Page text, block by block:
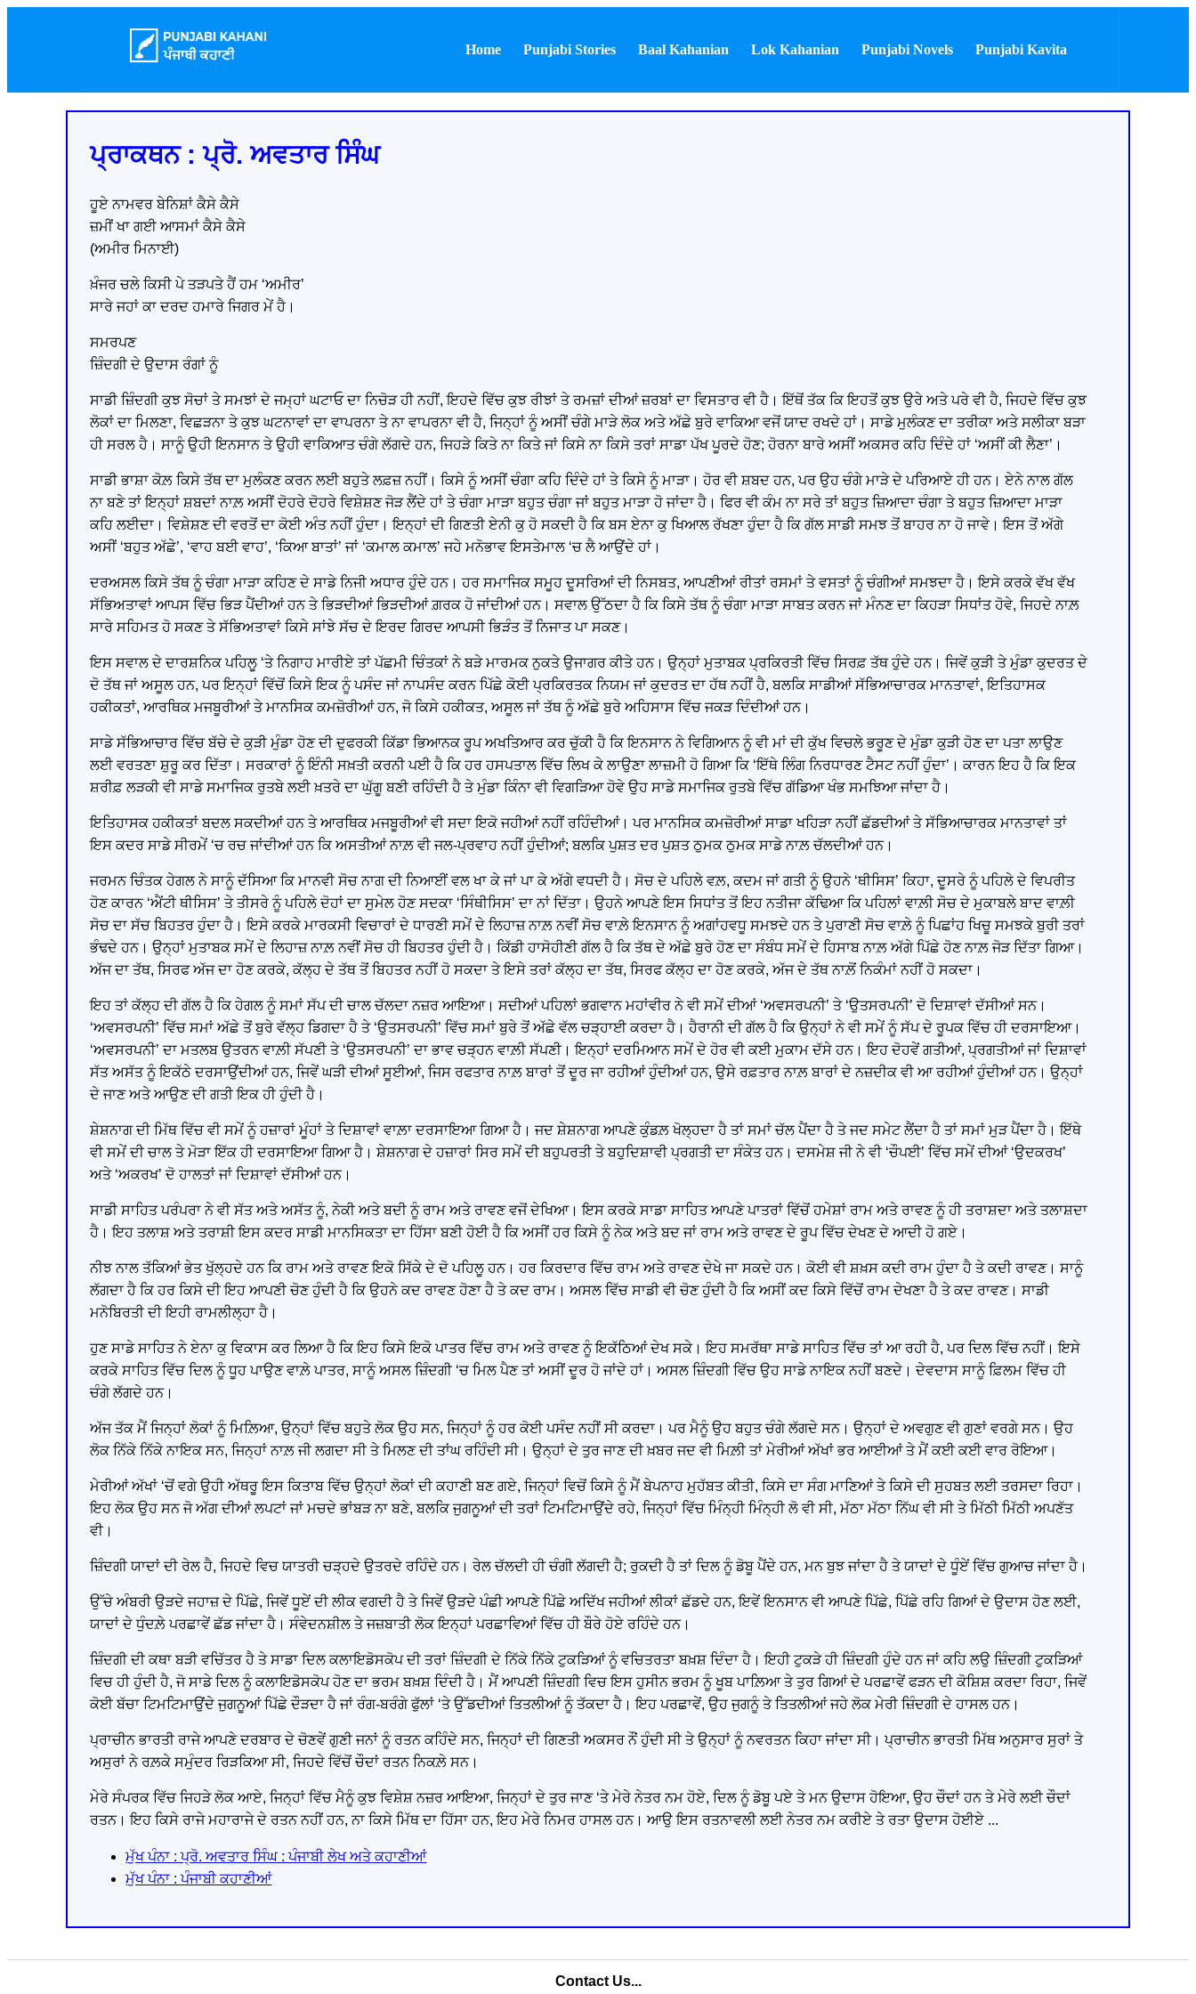
Home Punjabi Stories Baal Kahanian Lok Kahanian Punjabi Novels Punjabi Kavita
ਪ੍ਰਾਕਥਨ : ਪ੍ਰੋ. ਅਵਤਾਰ ਸਿੰਘ
ਹੂਏ ਨਾਮਵਰ ਬੇਨਿਸ਼ਾਂ ਕੈਸੇ ਕੈਸੇ
ਜ਼ਮੀਂ ਖਾ ਗਈ ਆਸਮਾਂ ਕੈਸੇ ਕੈਸੇ
(ਅਮੀਰ ਮਿਨਾਈ)
ਖ਼ੰਜਰ ਚਲੇ ਕਿਸੀ ਪੇ ਤੜਪਤੇ ਹੈਂ ਹਮ ‘ਅਮੀਰ’
ਸਾਰੇ ਜਹਾਂ ਕਾ ਦਰਦ ਹਮਾਰੇ ਜਿਗਰ ਮੇਂ ਹੈ।
ਸਮਰਪਣ
ਜ਼ਿੰਦਗੀ ਦੇ ਉਦਾਸ ਰੰਗਾਂ ਨੂੰ
ਸਾਡੀ ਜ਼ਿੰਦਗੀ ਕੁਝ ਸੋਚਾਂ ਤੇ ਸਮਝਾਂ ਦੇ ਜਮ੍ਹਾਂ ਘਟਾਓ ਦਾ ਨਿਚੋੜ ਹੀ ਨਹੀਂ, ਇਹਦੇ ਵਿੱਚ ਕੁਝ ਰੀਝਾਂ ਤੇ ਰਮਜ਼ਾਂ ਦੀਆਂ ਜ਼ਰਬਾਂ ਦਾ ਵਿਸਤਾਰ ਵੀ ਹੈ। ਇੱਥੋਂ ਤੱਕ ਕਿ ਇਹਤੋਂ ਕੁਝ ਉਰੇ ਅਤੇ ਪਰੇ ਵੀ ਹੈ, ਜਿਹਦੇ ਵਿੱਚ ਕੁਝ
ਲੋਕਾਂ ਦਾ ਮਿਲਣਾ, ਵਿਛੜਨਾ ਤੇ ਕੁਝ ਘਟਨਾਵਾਂ ਦਾ ਵਾਪਰਨਾ ਤੇ ਨਾ ਵਾਪਰਨਾ ਵੀ ਹੈ, ਜਿਨ੍ਹਾਂ ਨੂੰ ਅਸੀਂ ਚੰਗੇ ਮਾੜੇ ਲੋਕ ਅਤੇ ਅੱਛੇ ਬੁਰੇ ਵਾਕਿਆ ਵਜੋਂ ਯਾਦ ਰਖਦੇ ਹਾਂ। ਸਾਡੇ ਮੁਲੰਕਣ ਦਾ ਤਰੀਕਾ ਅਤੇ ਸਲੀਕਾ ਬੜਾ
ਹੀ ਸਰਲ ਹੈ। ਸਾਨੂੰ ਉਹੀ ਇਨਸਾਨ ਤੇ ਉਹੀ ਵਾਕਿਆਤ ਚੰਗੇ ਲੱਗਦੇ ਹਨ, ਜਿਹੜੇ ਕਿਤੇ ਨਾ ਕਿਤੇ ਜਾਂ ਕਿਸੇ ਨਾ ਕਿਸੇ ਤਰਾਂ ਸਾਡਾ ਪੱਖ ਪੂਰਦੇ ਹੋਣ; ਹੋਰਨਾ ਬਾਰੇ ਅਸੀਂ ਅਕਸਰ ਕਹਿ ਦਿੰਦੇ ਹਾਂ ‘ਅਸੀਂ ਕੀ ਲੈਣਾ’।
ਸਾਡੀ ਭਾਸ਼ਾ ਕੋਲ਼ ਕਿਸੇ ਤੱਥ ਦਾ ਮੁਲੰਕਣ ਕਰਨ ਲਈ ਬਹੁਤੇ ਲਫ਼ਜ਼ ਨਹੀਂ। ਕਿਸੇ ਨੂੰ ਅਸੀਂ ਚੰਗਾ ਕਹਿ ਦਿੰਦੇ ਹਾਂ ਤੇ ਕਿਸੇ ਨੂੰ ਮਾੜਾ। ਹੋਰ ਵੀ ਸ਼ਬਦ ਹਨ, ਪਰ ਉਹ ਚੰਗੇ ਮਾੜੇ ਦੇ ਪਰਿਆਏ ਹੀ ਹਨ। ਏਨੇ ਨਾਲ ਗੱਲ
ਨਾ ਬਣੇ ਤਾਂ ਇਨ੍ਹਾਂ ਸ਼ਬਦਾਂ ਨਾਲ਼ ਅਸੀਂ ਦੋਹਰੇ ਦੋਹਰੇ ਵਿਸ਼ੇਸ਼ਣ ਜੋੜ ਲੈਂਦੇ ਹਾਂ ਤੇ ਚੰਗਾ ਮਾੜਾ ਬਹੁਤ ਚੰਗਾ ਜਾਂ ਬਹੁਤ ਮਾੜਾ ਹੋ ਜਾਂਦਾ ਹੈ। ਫਿਰ ਵੀ ਕੰਮ ਨਾ ਸਰੇ ਤਾਂ ਬਹੁਤ ਜ਼ਿਆਦਾ ਚੰਗਾ ਤੇ ਬਹੁਤ ਜ਼ਿਆਦਾ ਮਾੜਾ
ਕਹਿ ਲਈਦਾ। ਵਿਸ਼ੇਸ਼ਣ ਦੀ ਵਰਤੋਂ ਦਾ ਕੋਈ ਅੰਤ ਨਹੀਂ ਹੁੰਦਾ। ਇਨ੍ਹਾਂ ਦੀ ਗਿਣਤੀ ਏਨੀ ਕੁ ਹੋ ਸਕਦੀ ਹੈ ਕਿ ਬਸ ਏਨਾ ਕੁ ਖਿਆਲ ਰੱਖਣਾ ਹੁੰਦਾ ਹੈ ਕਿ ਗੱਲ ਸਾਡੀ ਸਮਝ ਤੋਂ ਬਾਹਰ ਨਾ ਹੋ ਜਾਵੇ। ਇਸ ਤੋਂ ਅੱਗੇ
ਅਸੀਂ ‘ਬਹੁਤ ਅੱਛੇ’, ‘ਵਾਹ ਬਈ ਵਾਹ’, ‘ਕਿਆ ਬਾਤਾਂ’ ਜਾਂ ‘ਕਮਾਲ ਕਮਾਲ’ ਜਹੇ ਮਨੋਭਾਵ ਇਸਤੇਮਾਲ ‘ਚ ਲੈ ਆਉਂਦੇ ਹਾਂ।
ਦਰਅਸਲ ਕਿਸੇ ਤੱਥ ਨੂੰ ਚੰਗਾ ਮਾੜਾ ਕਹਿਣ ਦੇ ਸਾਡੇ ਨਿਜੀ ਅਧਾਰ ਹੁੰਦੇ ਹਨ। ਹਰ ਸਮਾਜਿਕ ਸਮੂਹ ਦੂਸਰਿਆਂ ਦੀ ਨਿਸਬਤ, ਆਪਣੀਆਂ ਰੀਤਾਂ ਰਸਮਾਂ ਤੇ ਵਸਤਾਂ ਨੂੰ ਚੰਗੀਆਂ ਸਮਝਦਾ ਹੈ। ਇਸੇ ਕਰਕੇ ਵੱਖ ਵੱਖ
ਸੱਭਿਅਤਾਵਾਂ ਆਪਸ ਵਿੱਚ ਭਿੜ ਪੈਂਦੀਆਂ ਹਨ ਤੇ ਭਿੜਦੀਆਂ ਭਿੜਦੀਆਂ ਗ਼ਰਕ ਹੋ ਜਾਂਦੀਆਂ ਹਨ। ਸਵਾਲ ਉੱਠਦਾ ਹੈ ਕਿ ਕਿਸੇ ਤੱਥ ਨੂੰ ਚੰਗਾ ਮਾੜਾ ਸਾਬਤ ਕਰਨ ਜਾਂ ਮੰਨਣ ਦਾ ਕਿਹੜਾ ਸਿਧਾਂਤ ਹੋਵੇ, ਜਿਹਦੇ ਨਾਲ਼
ਸਾਰੇ ਸਹਿਮਤ ਹੋ ਸਕਣ ਤੇ ਸੱਭਿਅਤਾਵਾਂ ਕਿਸੇ ਸਾਂਝੇ ਸੱਚ ਦੇ ਇਰਦ ਗਿਰਦ ਆਪਸੀ ਭਿੜੰਤ ਤੋਂ ਨਿਜਾਤ ਪਾ ਸਕਣ।
ਇਸ ਸਵਾਲ ਦੇ ਦਾਰਸ਼ਨਿਕ ਪਹਿਲੂ ‘ਤੇ ਨਿਗਾਹ ਮਾਰੀਏ ਤਾਂ ਪੱਛਮੀ ਚਿੰਤਕਾਂ ਨੇ ਬੜੇ ਮਾਰਮਕ ਨੁਕਤੇ ਉਜਾਗਰ ਕੀਤੇ ਹਨ। ਉਨ੍ਹਾਂ ਮੁਤਾਬਕ ਪ੍ਰਕਿਰਤੀ ਵਿੱਚ ਸਿਰਫ਼ ਤੱਥ ਹੁੰਦੇ ਹਨ। ਜਿਵੇਂ ਕੁੜੀ ਤੇ ਮੁੰਡਾ ਕੁਦਰਤ ਦੇ
ਦੋ ਤੱਥ ਜਾਂ ਅਸੂਲ ਹਨ, ਪਰ ਇਨ੍ਹਾਂ ਵਿੱਚੋਂ ਕਿਸੇ ਇਕ ਨੂੰ ਪਸੰਦ ਜਾਂ ਨਾਪਸੰਦ ਕਰਨ ਪਿੱਛੇ ਕੋਈ ਪ੍ਰਕਿਰਤਕ ਨਿਯਮ ਜਾਂ ਕੁਦਰਤ ਦਾ ਹੱਥ ਨਹੀਂ ਹੈ, ਬਲਕਿ ਸਾਡੀਆਂ ਸੱਭਿਆਚਾਰਕ ਮਾਨਤਾਵਾਂ, ਇਤਿਹਾਸਕ
ਹਕੀਕਤਾਂ, ਆਰਥਿਕ ਮਜਬੂਰੀਆਂ ਤੇ ਮਾਨਸਿਕ ਕਮਜ਼ੋਰੀਆਂ ਹਨ, ਜੋ ਕਿਸੇ ਹਕੀਕਤ, ਅਸੂਲ ਜਾਂ ਤੱਥ ਨੂੰ ਅੱਛੇ ਬੁਰੇ ਅਹਿਸਾਸ ਵਿੱਚ ਜਕੜ ਦਿੰਦੀਆਂ ਹਨ।
ਸਾਡੇ ਸੱਭਿਆਚਾਰ ਵਿੱਚ ਬੱਚੇ ਦੇ ਕੁੜੀ ਮੁੰਡਾ ਹੋਣ ਦੀ ਦੁਫਰਕੀ ਕਿੱਡਾ ਭਿਆਨਕ ਰੂਪ ਅਖਤਿਆਰ ਕਰ ਚੁੱਕੀ ਹੈ ਕਿ ਇਨਸਾਨ ਨੇ ਵਿਗਿਆਨ ਨੂੰ ਵੀ ਮਾਂ ਦੀ ਕੁੱਖ ਵਿਚਲੇ ਭਰੂਣ ਦੇ ਮੁੰਡਾ ਕੁੜੀ ਹੋਣ ਦਾ ਪਤਾ ਲਾਉਣ
ਲਈ ਵਰਤਣਾ ਸ਼ੁਰੂ ਕਰ ਦਿੱਤਾ। ਸਰਕਾਰਾਂ ਨੂੰ ਇੰਨੀ ਸਖ਼ਤੀ ਕਰਨੀ ਪਈ ਹੈ ਕਿ ਹਰ ਹਸਪਤਾਲ ਵਿੱਚ ਲਿਖ ਕੇ ਲਾਉਣਾ ਲਾਜ਼ਮੀ ਹੋ ਗਿਆ ਕਿ ‘ਇੱਥੇ ਲਿੰਗ ਨਿਰਧਾਰਣ ਟੈਸਟ ਨਹੀਂ ਹੁੰਦਾ’। ਕਾਰਨ ਇਹ ਹੈ ਕਿ ਇਕ
ਸ਼ਰੀਫ਼ ਲੜਕੀ ਵੀ ਸਾਡੇ ਸਮਾਜਿਕ ਰੁਤਬੇ ਲਈ ਖ਼ਤਰੇ ਦਾ ਘੁੱਗੂ ਬਣੀ ਰਹਿੰਦੀ ਹੈ ਤੇ ਮੁੰਡਾ ਕਿੰਨਾ ਵੀ ਵਿਗੜਿਆ ਹੋਵੇ ਉਹ ਸਾਡੇ ਸਮਾਜਿਕ ਰੁਤਬੇ ਵਿੱਚ ਗੱਡਿਆ ਖੰਭ ਸਮਝਿਆ ਜਾਂਦਾ ਹੈ।
ਇਤਿਹਾਸਕ ਹਕੀਕਤਾਂ ਬਦਲ ਸਕਦੀਆਂ ਹਨ ਤੇ ਆਰਥਿਕ ਮਜਬੂਰੀਆਂ ਵੀ ਸਦਾ ਇਕੋ ਜਹੀਆਂ ਨਹੀਂ ਰਹਿੰਦੀਆਂ। ਪਰ ਮਾਨਸਿਕ ਕਮਜ਼ੋਰੀਆਂ ਸਾਡਾ ਖਹਿੜਾ ਨਹੀਂ ਛੱਡਦੀਆਂ ਤੇ ਸੱਭਿਆਚਾਰਕ ਮਾਨਤਾਵਾਂ ਤਾਂ
ਇਸ ਕਦਰ ਸਾਡੇ ਸੀਰਮੇਂ ‘ਚ ਰਚ ਜਾਂਦੀਆਂ ਹਨ ਕਿ ਅਸਤੀਆਂ ਨਾਲ਼ ਵੀ ਜਲ-ਪ੍ਰਵਾਹ ਨਹੀਂ ਹੁੰਦੀਆਂ; ਬਲਕਿ ਪੁਸ਼ਤ ਦਰ ਪੁਸ਼ਤ ਠੁਮਕ ਠੁਮਕ ਸਾਡੇ ਨਾਲ਼ ਚੱਲਦੀਆਂ ਹਨ।
ਜਰਮਨ ਚਿੰਤਕ ਹੇਗਲ ਨੇ ਸਾਨੂੰ ਦੱਸਿਆ ਕਿ ਮਾਨਵੀ ਸੋਚ ਨਾਗ ਦੀ ਨਿਆਈਂ ਵਲ ਖਾ ਕੇ ਜਾਂ ਪਾ ਕੇ ਅੱਗੇ ਵਧਦੀ ਹੈ। ਸੋਚ ਦੇ ਪਹਿਲੇ ਵਲ਼, ਕਦਮ ਜਾਂ ਗਤੀ ਨੂੰ ਉਹਨੇ ‘ਥੀਸਿਸ’ ਕਿਹਾ, ਦੂਸਰੇ ਨੂੰ ਪਹਿਲੇ ਦੇ ਵਿਪਰੀਤ
ਹੋਣ ਕਾਰਨ ‘ਐਂਟੀ ਥੀਸਿਸ’ ਤੇ ਤੀਸਰੇ ਨੂੰ ਪਹਿਲੇ ਦੋਹਾਂ ਦਾ ਸੁਮੇਲ ਹੋਣ ਸਦਕਾ ‘ਸਿੰਥੀਸਿਸ’ ਦਾ ਨਾਂ ਦਿੱਤਾ। ਉਹਨੇ ਆਪਣੇ ਇਸ ਸਿਧਾਂਤ ਤੋਂ ਇਹ ਨਤੀਜਾ ਕੱਢਿਆ ਕਿ ਪਹਿਲਾਂ ਵਾਲ਼ੀ ਸੋਚ ਦੇ ਮੁਕਾਬਲੇ ਬਾਦ ਵਾਲ਼ੀ
ਸੋਚ ਦਾ ਸੱਚ ਬਿਹਤਰ ਹੁੰਦਾ ਹੈ। ਇਸੇ ਕਰਕੇ ਮਾਰਕਸੀ ਵਿਚਾਰਾਂ ਦੇ ਧਾਰਣੀ ਸਮੇਂ ਦੇ ਲਿਹਾਜ਼ ਨਾਲ਼ ਨਵੀਂ ਸੋਚ ਵਾਲ਼ੇ ਇਨਸਾਨ ਨੂੰ ਅਗਾਂਹਵਧੂ ਸਮਝਦੇ ਹਨ ਤੇ ਪੁਰਾਣੀ ਸੋਚ ਵਾਲ਼ੇ ਨੂੰ ਪਿਛਾਂਹ ਖਿਚੂ ਸਮਝਕੇ ਬੁਰੀ ਤਰਾਂ
ਭੰਢਦੇ ਹਨ। ਉਨ੍ਹਾਂ ਮੁਤਾਬਕ ਸਮੇਂ ਦੇ ਲਿਹਾਜ਼ ਨਾਲ਼ ਨਵੀਂ ਸੋਚ ਹੀ ਬਿਹਤਰ ਹੁੰਦੀ ਹੈ। ਕਿੱਡੀ ਹਾਸੋਹੀਣੀ ਗੱਲ ਹੈ ਕਿ ਤੱਥ ਦੇ ਅੱਛੇ ਬੁਰੇ ਹੋਣ ਦਾ ਸੰਬੰਧ ਸਮੇਂ ਦੇ ਹਿਸਾਬ ਨਾਲ਼ ਅੱਗੇ ਪਿੱਛੇ ਹੋਣ ਨਾਲ਼ ਜੋੜ ਦਿੱਤਾ ਗਿਆ।
ਅੱਜ ਦਾ ਤੱਥ, ਸਿਰਫ ਅੱਜ ਦਾ ਹੋਣ ਕਰਕੇ, ਕੱਲ੍ਹ ਦੇ ਤੱਥ ਤੋਂ ਬਿਹਤਰ ਨਹੀਂ ਹੋ ਸਕਦਾ ਤੇ ਇਸੇ ਤਰਾਂ ਕੱਲ੍ਹ ਦਾ ਤੱਥ, ਸਿਰਫ ਕੱਲ੍ਹ ਦਾ ਹੋਣ ਕਰਕੇ, ਅੱਜ ਦੇ ਤੱਥ ਨਾਲ਼ੋਂ ਨਿਕੰਮਾਂ ਨਹੀਂ ਹੋ ਸਕਦਾ।
ਇਹ ਤਾਂ ਕੱਲ੍ਹ ਦੀ ਗੱਲ ਹੈ ਕਿ ਹੇਗਲ ਨੂੰ ਸਮਾਂ ਸੱਪ ਦੀ ਚਾਲ ਚੱਲਦਾ ਨਜ਼ਰ ਆਇਆ। ਸਦੀਆਂ ਪਹਿਲਾਂ ਭਗਵਾਨ ਮਹਾਂਵੀਰ ਨੇ ਵੀ ਸਮੇਂ ਦੀਆਂ ‘ਅਵਸਰਪਨੀ’ ਤੇ ‘ਉਤਸਰਪਨੀ’ ਦੋ ਦਿਸ਼ਾਵਾਂ ਦੱਸੀਆਂ ਸਨ।
‘ਅਵਸਰਪਨੀ’ ਵਿੱਚ ਸਮਾਂ ਅੱਛੇ ਤੋਂ ਬੁਰੇ ਵੱਲ੍ਹ ਡਿਗਦਾ ਹੈ ਤੇ ‘ਉਤਸਰਪਨੀ’ ਵਿੱਚ ਸਮਾਂ ਬੁਰੇ ਤੋਂ ਅੱਛੇ ਵੱਲ ਚੜ੍ਹਾਈ ਕਰਦਾ ਹੈ। ਹੈਰਾਨੀ ਦੀ ਗੱਲ ਹੈ ਕਿ ਉਨ੍ਹਾਂ ਨੇ ਵੀ ਸਮੇਂ ਨੂੰ ਸੱਪ ਦੇ ਰੂਪਕ ਵਿੱਚ ਹੀ ਦਰਸਾਇਆ।
‘ਅਵਸਰਪਨੀ’ ਦਾ ਮਤਲਬ ਉਤਰਨ ਵਾਲ਼ੀ ਸੱਪਣੀ ਤੇ ‘ਉਤਸਰਪਨੀ’ ਦਾ ਭਾਵ ਚੜ੍ਹਨ ਵਾਲ਼ੀ ਸੱਪਣੀ। ਇਨ੍ਹਾਂ ਦਰਮਿਆਨ ਸਮੇਂ ਦੇ ਹੋਰ ਵੀ ਕਈ ਮੁਕਾਮ ਦੱਸੇ ਹਨ। ਇਹ ਦੋਹਵੇਂ ਗਤੀਆਂ, ਪ੍ਰਗਤੀਆਂ ਜਾਂ ਦਿਸ਼ਾਵਾਂ
ਸੱਤ ਅਸੱਤ ਨੂੰ ਇਕੱਠੇ ਦਰਸਾਉਂਦੀਆਂ ਹਨ, ਜਿਵੇਂ ਘੜੀ ਦੀਆਂ ਸੂਈਆਂ, ਜਿਸ ਰਫਤਾਰ ਨਾਲ਼ ਬਾਰਾਂ ਤੋਂ ਦੂਰ ਜਾ ਰਹੀਆਂ ਹੁੰਦੀਆਂ ਹਨ, ਉਸੇ ਰਫ਼ਤਾਰ ਨਾਲ਼ ਬਾਰਾਂ ਦੇ ਨਜ਼ਦੀਕ ਵੀ ਆ ਰਹੀਆਂ ਹੁੰਦੀਆਂ ਹਨ। ਉਨ੍ਹਾਂ
ਦੇ ਜਾਣ ਅਤੇ ਆਉਣ ਦੀ ਗਤੀ ਇਕ ਹੀ ਹੁੰਦੀ ਹੈ।
ਸ਼ੇਸ਼ਨਾਗ ਦੀ ਮਿੱਥ ਵਿੱਚ ਵੀ ਸਮੇਂ ਨੂੰ ਹਜ਼ਾਰਾਂ ਮੂੰਹਾਂ ਤੇ ਦਿਸ਼ਾਵਾਂ ਵਾਲ਼ਾ ਦਰਸਾਇਆ ਗਿਆ ਹੈ। ਜਦ ਸ਼ੇਸ਼ਨਾਗ ਆਪਣੇ ਕੁੰਡਲ਼ ਖੋਲ੍ਹਦਾ ਹੈ ਤਾਂ ਸਮਾਂ ਚੱਲ ਪੈਂਦਾ ਹੈ ਤੇ ਜਦ ਸਮੇਟ ਲੈਂਦਾ ਹੈ ਤਾਂ ਸਮਾਂ ਮੁੜ ਪੈਂਦਾ ਹੈ। ਇੱਥੇ
ਵੀ ਸਮੇਂ ਦੀ ਚਾਲ ਤੇ ਮੋੜਾ ਇੱਕ ਹੀ ਦਰਸਾਇਆ ਗਿਆ ਹੈ। ਸ਼ੇਸ਼ਨਾਗ ਦੇ ਹਜ਼ਾਰਾਂ ਸਿਰ ਸਮੇਂ ਦੀ ਬਹੁਪਰਤੀ ਤੇ ਬਹੁਦਿਸ਼ਾਵੀ ਪ੍ਰਗਤੀ ਦਾ ਸੰਕੇਤ ਹਨ। ਦਸਮੇਸ਼ ਜੀ ਨੇ ਵੀ ‘ਚੌਪਈ’ ਵਿੱਚ ਸਮੇਂ ਦੀਆਂ ‘ਉਦਕਰਖ’
ਅਤੇ ‘ਅਕਰਖ’ ਦੋ ਹਾਲਤਾਂ ਜਾਂ ਦਿਸ਼ਾਵਾਂ ਦੱਸੀਆਂ ਹਨ।
ਸਾਡੀ ਸਾਹਿਤ ਪਰੰਪਰਾ ਨੇ ਵੀ ਸੱਤ ਅਤੇ ਅਸੱਤ ਨੂੰ, ਨੇਕੀ ਅਤੇ ਬਦੀ ਨੂੰ ਰਾਮ ਅਤੇ ਰਾਵਣ ਵਜੋਂ ਦੇਖਿਆ। ਇਸ ਕਰਕੇ ਸਾਡਾ ਸਾਹਿਤ ਆਪਣੇ ਪਾਤਰਾਂ ਵਿੱਚੋਂ ਹਮੇਸ਼ਾਂ ਰਾਮ ਅਤੇ ਰਾਵਣ ਨੂੰ ਹੀ ਤਰਾਸ਼ਦਾ ਅਤੇ ਤਲਾਸ਼ਦਾ
ਹੈ। ਇਹ ਤਲਾਸ਼ ਅਤੇ ਤਰਾਸ਼ੀ ਇਸ ਕਦਰ ਸਾਡੀ ਮਾਨਸਿਕਤਾ ਦਾ ਹਿੱਸਾ ਬਣੀ ਹੋਈ ਹੈ ਕਿ ਅਸੀਂ ਹਰ ਕਿਸੇ ਨੂੰ ਨੇਕ ਅਤੇ ਬਦ ਜਾਂ ਰਾਮ ਅਤੇ ਰਾਵਣ ਦੇ ਰੂਪ ਵਿੱਚ ਦੇਖਣ ਦੇ ਆਦੀ ਹੋ ਗਏ।
ਨੀਝ ਨਾਲ ਤੱਕਿਆਂ ਭੇਤ ਖੁੱਲ੍ਹਦੇ ਹਨ ਕਿ ਰਾਮ ਅਤੇ ਰਾਵਣ ਇਕੋ ਸਿੱਕੇ ਦੇ ਦੋ ਪਹਿਲੂ ਹਨ। ਹਰ ਕਿਰਦਾਰ ਵਿੱਚ ਰਾਮ ਅਤੇ ਰਾਵਣ ਦੇਖੇ ਜਾ ਸਕਦੇ ਹਨ। ਕੋਈ ਵੀ ਸ਼ਖ਼ਸ ਕਦੀ ਰਾਮ ਹੁੰਦਾ ਹੈ ਤੇ ਕਦੀ ਰਾਵਣ। ਸਾਨੂੰ
ਲੱਗਦਾ ਹੈ ਕਿ ਹਰ ਕਿਸੇ ਦੀ ਇਹ ਆਪਣੀ ਚੋਣ ਹੁੰਦੀ ਹੈ ਕਿ ਉਹਨੇ ਕਦ ਰਾਵਣ ਹੋਣਾ ਹੈ ਤੇ ਕਦ ਰਾਮ। ਅਸਲ ਵਿੱਚ ਸਾਡੀ ਵੀ ਚੋਣ ਹੁੰਦੀ ਹੈ ਕਿ ਅਸੀਂ ਕਦ ਕਿਸੇ ਵਿੱਚੋਂ ਰਾਮ ਦੇਖਣਾ ਹੈ ਤੇ ਕਦ ਰਾਵਣ। ਸਾਡੀ
ਮਨੋਬਿਰਤੀ ਦੀ ਇਹੀ ਰਾਮਲੀਲ੍ਹਾ ਹੈ।
ਹੁਣ ਸਾਡੇ ਸਾਹਿਤ ਨੇ ਏਨਾ ਕੁ ਵਿਕਾਸ ਕਰ ਲਿਆ ਹੈ ਕਿ ਇਹ ਕਿਸੇ ਇਕੋ ਪਾਤਰ ਵਿੱਚ ਰਾਮ ਅਤੇ ਰਾਵਣ ਨੂੰ ਇਕੱਠਿਆਂ ਦੇਖ ਸਕੇ। ਇਹ ਸਮਰੱਥਾ ਸਾਡੇ ਸਾਹਿਤ ਵਿੱਚ ਤਾਂ ਆ ਰਹੀ ਹੈ, ਪਰ ਦਿਲ ਵਿੱਚ ਨਹੀਂ। ਇਸੇ
ਕਰਕੇ ਸਾਹਿਤ ਵਿੱਚ ਦਿਲ ਨੂੰ ਧੂਹ ਪਾਉਣ ਵਾਲ਼ੇ ਪਾਤਰ, ਸਾਨੂੰ ਅਸਲ ਜ਼ਿੰਦਗੀ ‘ਚ ਮਿਲ ਪੈਣ ਤਾਂ ਅਸੀਂ ਦੂਰ ਹੋ ਜਾਂਦੇ ਹਾਂ। ਅਸਲ ਜ਼ਿੰਦਗੀ ਵਿੱਚ ਉਹ ਸਾਡੇ ਨਾਇਕ ਨਹੀਂ ਬਣਦੇ। ਦੇਵਦਾਸ ਸਾਨੂੰ ਫ਼ਿਲਮ ਵਿੱਚ ਹੀ
ਚੰਗੇ ਲੱਗਦੇ ਹਨ।
ਅੱਜ ਤੱਕ ਮੈਂ ਜਿਨ੍ਹਾਂ ਲੋਕਾਂ ਨੂੰ ਮਿਲ਼ਿਆ, ਉਨ੍ਹਾਂ ਵਿੱਚ ਬਹੁਤੇ ਲੋਕ ਉਹ ਸਨ, ਜਿਨ੍ਹਾਂ ਨੂੰ ਹਰ ਕੋਈ ਪਸੰਦ ਨਹੀਂ ਸੀ ਕਰਦਾ। ਪਰ ਮੈਨੂੰ ਉਹ ਬਹੁਤ ਚੰਗੇ ਲੱਗਦੇ ਸਨ। ਉਨ੍ਹਾਂ ਦੇ ਅਵਗੁਣ ਵੀ ਗੁਣਾਂ ਵਰਗੇ ਸਨ। ਉਹ
ਲੋਕ ਨਿੱਕੇ ਨਿੱਕੇ ਨਾਇਕ ਸਨ, ਜਿਨ੍ਹਾਂ ਨਾਲ਼ ਜੀ ਲਗਦਾ ਸੀ ਤੇ ਮਿਲਣ ਦੀ ਤਾਂਘ ਰਹਿੰਦੀ ਸੀ। ਉਨ੍ਹਾਂ ਦੇ ਤੁਰ ਜਾਣ ਦੀ ਖ਼ਬਰ ਜਦ ਵੀ ਮਿਲ਼ੀ ਤਾਂ ਮੇਰੀਆਂ ਅੱਖਾਂ ਭਰ ਆਈਆਂ ਤੇ ਮੈਂ ਕਈ ਕਈ ਵਾਰ ਰੋਇਆ।
ਮੇਰੀਆਂ ਅੱਖਾਂ ‘ਚੋਂ ਵਗੇ ਉਹੀ ਅੱਥਰੂ ਇਸ ਕਿਤਾਬ ਵਿੱਚ ਉਨ੍ਹਾਂ ਲੋਕਾਂ ਦੀ ਕਹਾਣੀ ਬਣ ਗਏ, ਜਿਨ੍ਹਾਂ ਵਿਚੋਂ ਕਿਸੇ ਨੂੰ ਮੈਂ ਬੇਪਨਾਹ ਮੁਹੱਬਤ ਕੀਤੀ, ਕਿਸੇ ਦਾ ਸੰਗ ਮਾਣਿਆਂ ਤੇ ਕਿਸੇ ਦੀ ਸੁਹਬਤ ਲਈ ਤਰਸਦਾ ਰਿਹਾ।
ਇਹ ਲੋਕ ਉਹ ਸਨ ਜੋ ਅੱਗ ਦੀਆਂ ਲਪਟਾਂ ਜਾਂ ਮਚਦੇ ਭਾਂਬੜ ਨਾ ਬਣੇ, ਬਲਕਿ ਜੁਗਨੂਆਂ ਦੀ ਤਰਾਂ ਟਿਮਟਿਮਾਉਂਦੇ ਰਹੇ, ਜਿਨ੍ਹਾਂ ਵਿੱਚ ਮਿੰਨ੍ਹੀ ਮਿੰਨ੍ਹੀ ਲੋ ਵੀ ਸੀ, ਮੱਠਾ ਮੱਠਾ ਨਿੱਘ ਵੀ ਸੀ ਤੇ ਮਿੱਠੀ ਮਿੱਠੀ ਅਪਣੱਤ
ਵੀ।
ਜ਼ਿੰਦਗੀ ਯਾਦਾਂ ਦੀ ਰੇਲ ਹੈ, ਜਿਹਦੇ ਵਿਚ ਯਾਤਰੀ ਚੜ੍ਹਦੇ ਉਤਰਦੇ ਰਹਿੰਦੇ ਹਨ। ਰੇਲ ਚੱਲਦੀ ਹੀ ਚੰਗੀ ਲੱਗਦੀ ਹੈ; ਰੁਕਦੀ ਹੈ ਤਾਂ ਦਿਲ ਨੂੰ ਡੋਬੂ ਪੈਂਦੇ ਹਨ, ਮਨ ਬੁਝ ਜਾਂਦਾ ਹੈ ਤੇ ਯਾਦਾਂ ਦੇ ਧੂੰਏਂ ਵਿੱਚ ਗੁਆਚ ਜਾਂਦਾ ਹੈ।
ਉੱਚੇ ਅੰਬਰੀ ਉੜਦੇ ਜਹਾਜ਼ ਦੇ ਪਿੱਛੇ, ਜਿਵੇਂ ਧੂਏਂ ਦੀ ਲੀਕ ਵਗਦੀ ਹੈ ਤੇ ਜਿਵੇਂ ਉੜਦੇ ਪੰਛੀ ਆਪਣੇ ਪਿੱਛੇ ਅਦਿੱਖ ਜਹੀਆਂ ਲੀਕਾਂ ਛੱਡਦੇ ਹਨ, ਇਵੇਂ ਇਨਸਾਨ ਵੀ ਆਪਣੇ ਪਿੱਛੇ, ਪਿੱਛੇ ਰਹਿ ਗਿਆਂ ਦੇ ਉਦਾਸ ਹੋਣ ਲਈ,
ਯਾਦਾਂ ਦੇ ਧੁੰਦਲ਼ੇ ਪਰਛਾਵੇਂ ਛੱਡ ਜਾਂਦਾ ਹੈ। ਸੰਵੇਦਨਸ਼ੀਲ ਤੇ ਜਜ਼ਬਾਤੀ ਲੋਕ ਇਨ੍ਹਾਂ ਪਰਛਾਵਿਆਂ ਵਿੱਚ ਹੀ ਬੌਰੇ ਹੋਏ ਰਹਿੰਦੇ ਹਨ।
ਜ਼ਿੰਦਗੀ ਦੀ ਕਥਾ ਬੜੀ ਵਚਿੱਤਰ ਹੈ ਤੇ ਸਾਡਾ ਦਿਲ ਕਲਾਇਡੋਸਕੋਪ ਦੀ ਤਰਾਂ ਜ਼ਿੰਦਗੀ ਦੇ ਨਿੱਕੇ ਨਿੱਕੇ ਟੁਕੜਿਆਂ ਨੂੰ ਵਚਿਤਰਤਾ ਬਖ਼ਸ਼ ਦਿੰਦਾ ਹੈ। ਇਹੀ ਟੁਕੜੇ ਹੀ ਜ਼ਿੰਦਗੀ ਹੁੰਦੇ ਹਨ ਜਾਂ ਕਹਿ ਲਉ ਜ਼ਿੰਦਗੀ ਟੁਕੜਿਆਂ
ਵਿਚ ਹੀ ਹੁੰਦੀ ਹੈ, ਜੋ ਸਾਡੇ ਦਿਲ ਨੂੰ ਕਲਾਇਡੋਸਕੋਪ ਹੋਣ ਦਾ ਭਰਮ ਬਖ਼ਸ਼ ਦਿੰਦੀ ਹੈ। ਮੈਂ ਆਪਣੀ ਜ਼ਿੰਦਗੀ ਵਿਚ ਇਸ ਹੁਸੀਨ ਭਰਮ ਨੂੰ ਖੂਬ ਪਾਲ਼ਿਆ ਤੇ ਤੁਰ ਗਿਆਂ ਦੇ ਪਰਛਾਵੇਂ ਫੜਨ ਦੀ ਕੋਸ਼ਿਸ਼ ਕਰਦਾ ਰਿਹਾ, ਜਿਵੇਂ
ਕੋਈ ਬੱਚਾ ਟਿਮਟਿਮਾਉਂਦੇ ਜੁਗਨੂਆਂ ਪਿੱਛੇ ਦੌੜਦਾ ਹੈ ਜਾਂ ਰੰਗ-ਬਰੰਗੇ ਫੁੱਲਾਂ ‘ਤੇ ਉੱਡਦੀਆਂ ਤਿਤਲੀਆਂ ਨੂੰ ਤੱਕਦਾ ਹੈ। ਇਹ ਪਰਛਾਵੇਂ, ਉਹ ਜੁਗਨੂੰ ਤੇ ਤਿਤਲੀਆਂ ਜਹੇ ਲੋਕ ਮੇਰੀ ਜ਼ਿੰਦਗੀ ਦੇ ਹਾਸਲ ਹਨ।
ਪ੍ਰਾਚੀਨ ਭਾਰਤੀ ਰਾਜੇ ਆਪਣੇ ਦਰਬਾਰ ਦੇ ਚੋਣਵੇਂ ਗੁਣੀ ਜਨਾਂ ਨੂੰ ਰਤਨ ਕਹਿੰਦੇ ਸਨ, ਜਿਨ੍ਹਾਂ ਦੀ ਗਿਣਤੀ ਅਕਸਰ ਨੌਂ ਹੁੰਦੀ ਸੀ ਤੇ ਉਨ੍ਹਾਂ ਨੂੰ ਨਵਰਤਨ ਕਿਹਾ ਜਾਂਦਾ ਸੀ। ਪ੍ਰਾਚੀਨ ਭਾਰਤੀ ਮਿੱਥ ਅਨੁਸਾਰ ਸੁਰਾਂ ਤੇ
ਅਸੁਰਾਂ ਨੇ ਰਲ਼ਕੇ ਸਮੁੰਦਰ ਰਿੜਕਿਆ ਸੀ, ਜਿਹਦੇ ਵਿੱਚੋਂ ਚੌਦਾਂ ਰਤਨ ਨਿਕਲ਼ੇ ਸਨ।
ਮੇਰੇ ਸੰਪਰਕ ਵਿੱਚ ਜਿਹੜੇ ਲੋਕ ਆਏ, ਜਿਨ੍ਹਾਂ ਵਿੱਚ ਮੈਨੂੰ ਕੁਝ ਵਿਸ਼ੇਸ਼ ਨਜ਼ਰ ਆਇਆ, ਜਿਨ੍ਹਾਂ ਦੇ ਤੁਰ ਜਾਣ ‘ਤੇ ਮੇਰੇ ਨੇਤਰ ਨਮ ਹੋਏ, ਦਿਲ ਨੂੰ ਡੋਬੂ ਪਏ ਤੇ ਮਨ ਉਦਾਸ ਹੋਇਆ, ਉਹ ਚੌਦਾਂ ਹਨ ਤੇ ਮੇਰੇ ਲਈ ਚੌਦਾਂ
ਰਤਨ। ਇਹ ਕਿਸੇ ਰਾਜੇ ਮਹਾਰਾਜੇ ਦੇ ਰਤਨ ਨਹੀਂ ਹਨ, ਨਾ ਕਿਸੇ ਮਿੱਥ ਦਾ ਹਿੱਸਾ ਹਨ, ਇਹ ਮੇਰੇ ਨਿਮਰ ਹਾਸਲ ਹਨ। ਆਉ ਇਸ ਰਤਨਾਵਲੀ ਲਈ ਨੇਤਰ ਨਮ ਕਰੀਏ ਤੇ ਰਤਾ ਉਦਾਸ ਹੋਈਏ ...
ਮੁੱਖ ਪੰਨਾ : ਪ੍ਰੋ. ਅਵਤਾਰ ਸਿੰਘ : ਪੰਜਾਬੀ ਲੇਖ ਅਤੇ ਕਹਾਣੀਆਂ
ਮੁੱਖ ਪੰਨਾ : ਪੰਜਾਬੀ ਕਹਾਣੀਆਂ
Contact Us...